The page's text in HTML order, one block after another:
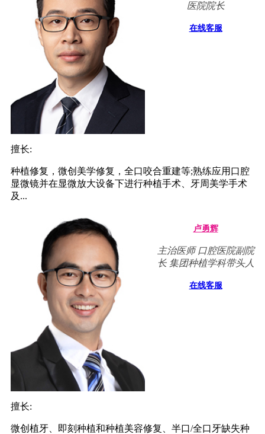
医院院长
在线客服
擅长:
种植修复，微创美学修复，全口咬合重建等;熟练应用口腔
显微镜并在显微放大设备下进行种植手术、牙周美学手术
及...
卢勇辉
主治医师 口腔医院副院
长 集团种植学科带头人
在线客服
擅长:
微创植牙、即刻种植和种植美容修复、半口/全口牙缺失种